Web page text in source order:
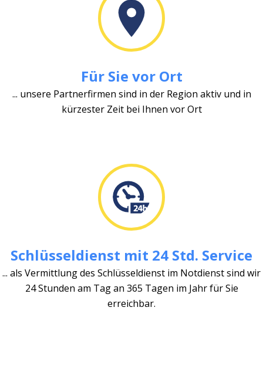
Für Sie vor Ort
... unsere Partnerfirmen sind in der Region aktiv und in
kürzester Zeit bei Ihnen vor Ort
Schlüsseldienst mit 24 Std. Service
... als Vermittlung des Schlüsseldienst im Notdienst sind wir
24 Stunden am Tag an 365 Tagen im Jahr für Sie
erreichbar.